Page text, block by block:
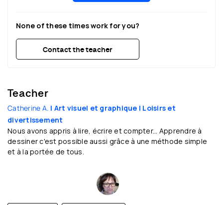
None of these times work for you?
Contact the teacher
Teacher
Catherine A. | Art visuel et graphique | Loisirs et
divertissement
Nous avons appris à lire, écrire et compter... Apprendre à
dessiner c'est possible aussi grâce à une méthode simple
et à la portée de tous.